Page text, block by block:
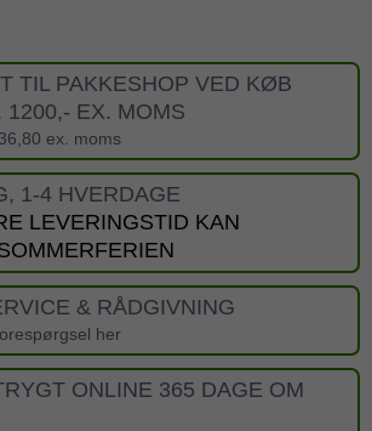
TIL PAKKESHOP VED KØB
1200,- EX. MOMS
ex. moms
1-4 HVERDAGE
LEVERINGSTID KAN
& RÅDGIVNING
her
ONLINE 365 DAGE OM